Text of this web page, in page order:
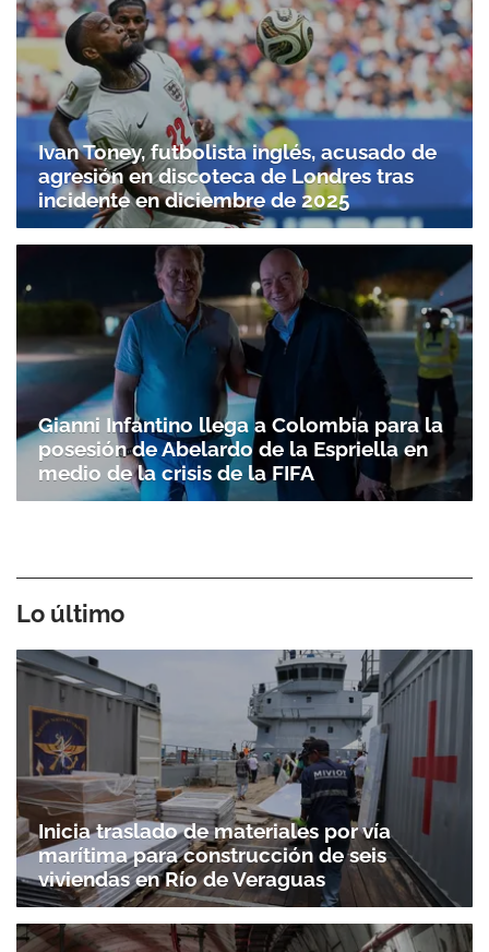
Ivan Toney, futbolista inglés, acusado de
agresión en discoteca de Londres tras
incidente en diciembre de 2025
Gianni Infantino llega a Colombia para la
posesión de Abelardo de la Espriella en
medio de la crisis de la FIFA
Lo último
Inicia traslado de materiales por vía
marítima para construcción de seis
viviendas en Río de Veraguas